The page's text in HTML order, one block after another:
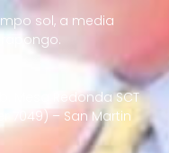
sol, a media
Mesa Redonda SCT
7049) – San Martin